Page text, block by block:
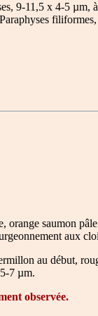
9-11,5 x 4-5 µm,
saumon
aux
au début,
7 µm.
observée.